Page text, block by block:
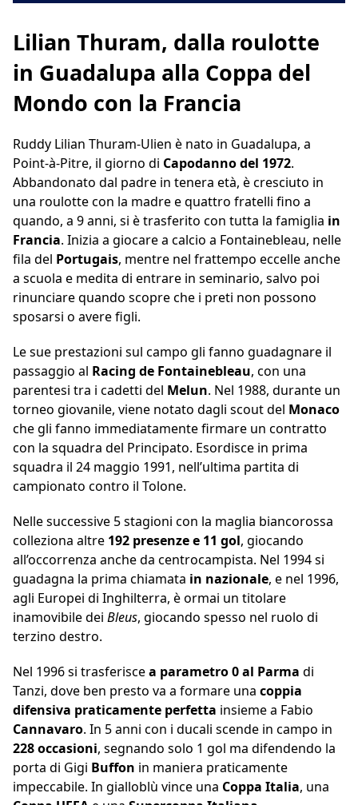
Lilian Thuram, dalla roulotte
in Guadalupa alla Coppa del
Mondo con la Francia
Ruddy Lilian Thuram-Ulien è nato in Guadalupa, a
Point-à-Pitre, il giorno di Capodanno del 1972.
Abbandonato dal padre in tenera età, è cresciuto in
una roulotte con la madre e quattro fratelli fino a
quando, a 9 anni, si è trasferito con tutta la famiglia in
Francia. Inizia a giocare a calcio a Fontainebleau, nelle
fila del Portugais, mentre nel frattempo eccelle anche
a scuola e medita di entrare in seminario, salvo poi
rinunciare quando scopre che i preti non possono
sposarsi o avere figli.
Le sue prestazioni sul campo gli fanno guadagnare il
passaggio al Racing de Fontainebleau, con una
parentesi tra i cadetti del Melun. Nel 1988, durante un
torneo giovanile, viene notato dagli scout del Monaco
che gli fanno immediatamente firmare un contratto
con la squadra del Principato. Esordisce in prima
squadra il 24 maggio 1991, nell’ultima partita di
campionato contro il Tolone.
Nelle successive 5 stagioni con la maglia biancorossa
colleziona altre 192 presenze e 11 gol, giocando
all’occorrenza anche da centrocampista. Nel 1994 si
guadagna la prima chiamata in nazionale, e nel 1996,
agli Europei di Inghilterra, è ormai un titolare
inamovibile dei Bleus, giocando spesso nel ruolo di
terzino destro.
Nel 1996 si trasferiscea parametro 0 al Parma di
Tanzi, dove ben presto va a formare una coppia
difensiva praticamente perfetta insieme a Fabio
Cannavaro. In 5 anni con i ducali scende in campo in
228 occasioni, segnando solo 1 gol ma difendendo la
porta di Gigi Buffon in maniera praticamente
impeccabile. In gialloblù vince una Coppa Italia, una